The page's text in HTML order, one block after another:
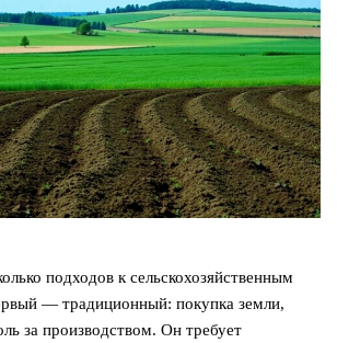
подходов к сельскохозяйственным
— традиционный: покупка земли,
за производством. Он требует